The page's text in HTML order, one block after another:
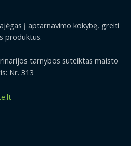
į aptarnavimo kokybę, greiti
produktus.
tarnybos suteiktas maisto
Nr. 313